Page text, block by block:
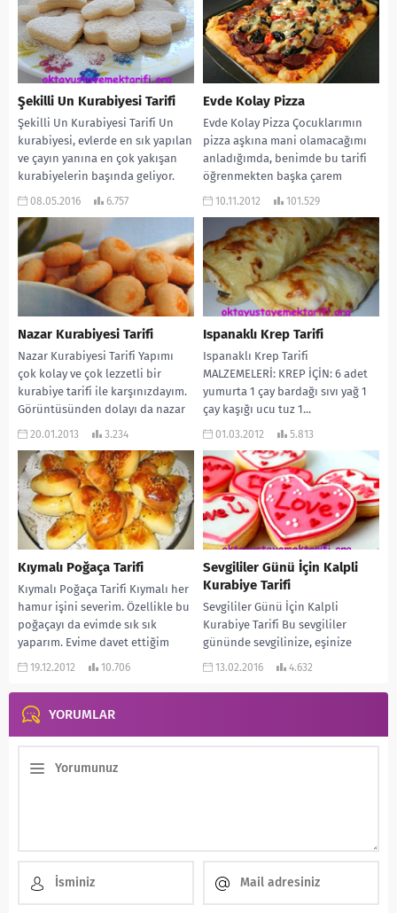
Şekilli Un Kurabiyesi Tarifi
Şekilli Un Kurabiyesi Tarifi Un
kurabiyesi, evlerde en sık yapılan
ve çayın yanına en çok yakışan
kurabiyelerin başında geliyor.
Bugün...
08.05.2016 6.757
Evde Kolay Pizza
Evde Kolay Pizza Çocuklarımın
pizza aşkına mani olamacağımı
anladığımda, benimde bu tarifi
öğrenmekten başka çarem
olmadığını anladım :). Bizimkiler
10.11.2012 101.529
Nazar Kurabiyesi Tarifi
Nazar Kurabiyesi Tarifi Yapımı
çok kolay ve çok lezzetli bir
kurabiye tarifi ile karşınızdayım.
Görüntüsünden dolayı da nazar
ismini almış....
20.01.2013 3.234
Ispanaklı Krep Tarifi
Ispanaklı Krep Tarifi
MALZEMELERİ: KREP İÇİN: 6 adet
yumurta 1 çay bardağı sıvı yağ 1
çay kaşığı ucu tuz 1...
01.03.2012 5.813
Kıymalı Poğaça Tarifi
Kıymalı Poğaça Tarifi Kıymalı her
hamur işini severim. Özellikle bu
poğaçayı da evimde sık sık
yaparım. Evime davet ettiğim
arkadaşlarıma...
19.12.2012 10.706
Sevgililer Günü İçin Kalpli
Kurabiye Tarifi
Sevgililer Günü İçin Kalpli
Kurabiye Tarifi Bu sevgililer
gününde sevgilinize, eşinize
kendi ellerinizle bir kurabiye
Bu...
13.02.2016 4.632
YORUMLAR